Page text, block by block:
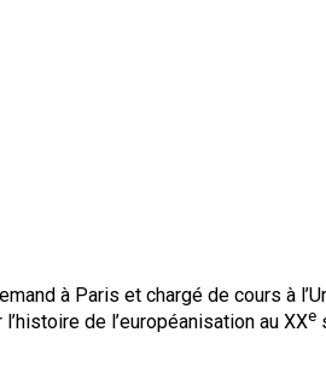
à Paris et chargé de cours à
de l’européanisation au XXe